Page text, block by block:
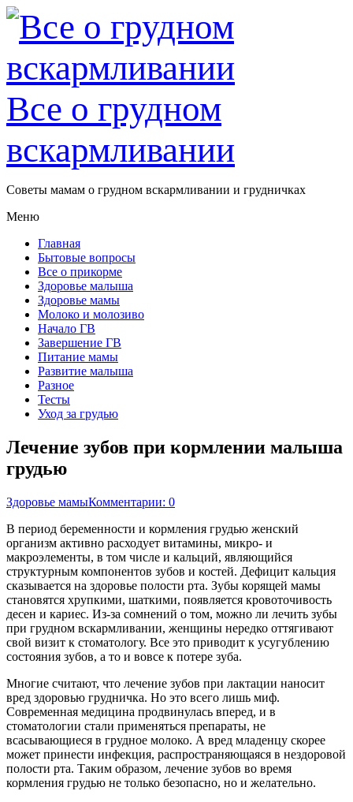
Все о грудном
вскармливании
Советы мамам о грудном вскармливании и грудничках
Меню
Главная
Бытовые вопросы
Все о прикорме
Здоровье малыша
Здоровье мамы
Молоко и молозиво
Начало ГВ
Завершение ГВ
Питание мамы
Развитие малыша
Разное
Тесты
Уход за грудью
Лечение зубов при кормлении малыша
грудью
Здоровье мамыКомментарии: 0
В период беременности и кормления грудью женский
организм активно расходует витамины, микро- и
макроэлементы, в том числе и кальций, являющийся
структурным компонентов зубов и костей. Дефицит кальция
сказывается на здоровье полости рта. Зубы корящей мамы
становятся хрупкими, шаткими, появляется кровоточивость
десен и кариес. Из-за сомнений о том, можно ли лечить зубы
при грудном вскармливании, женщины нередко оттягивают
свой визит к стоматологу. Все это приводит к усугублению
состояния зубов, а то и вовсе к потере зуба.
Многие считают, что лечение зубов при лактации наносит
вред здоровью грудничка. Но это всего лишь миф.
Современная медицина продвинулась вперед, и в
стоматологии стали применяться препараты, не
всасывающиеся в грудное молоко. А вред младенцу скорее
может принести инфекция, распространяющаяся в нездоровой
полости рта. Таким образом, лечение зубов во время
кормления грудью не только безопасно, но и желательно.